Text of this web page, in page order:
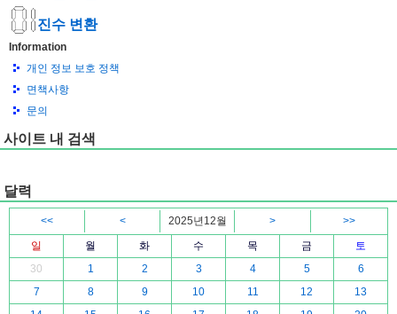
진수 변환
Information
개인 정보 보호 정책
면책사항
문의
사이트 내 검색
달력
<< < 2025년12월 >
>>
일
월 화 수 목 금
토
30
1 2 3 4 5
6
7
8 9 10 11 12
13